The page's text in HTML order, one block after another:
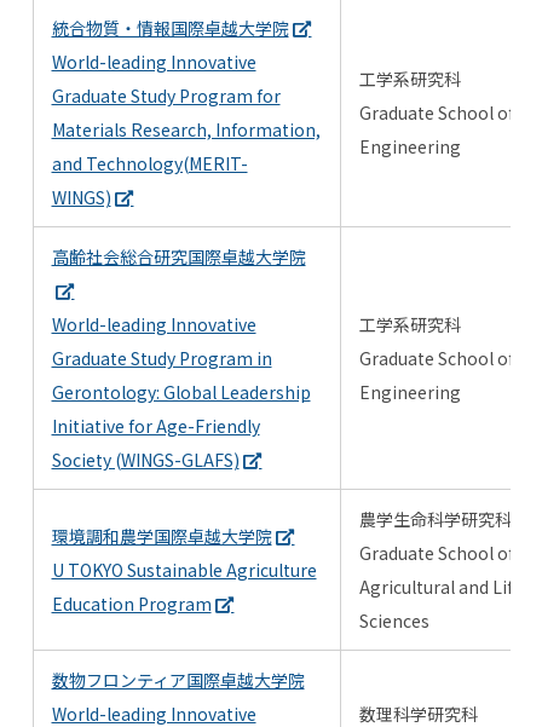
統合物質・情報国際卓越大学院
World-leading Innovative
Graduate Study Program for
Materials Research, Information,
and Technology(MERIT-
WINGS)
工学系研究科
Graduate School of
Engineering
高齢社会総合研究国際卓越大学院
World-leading Innovative
Graduate Study Program in
Gerontology: Global Leadership
Initiative for Age-Friendly
Society (WINGS-GLAFS)
工学系研究科
Graduate School of
Engineering
環境調和農学国際卓越大学院
U TOKYO Sustainable Agriculture
Education Program
農学生命科学研究科
Graduate School of
Agricultural and Life
Sciences
数物フロンティア国際卓越大学院
World-leading Innovative
数理科学研究科